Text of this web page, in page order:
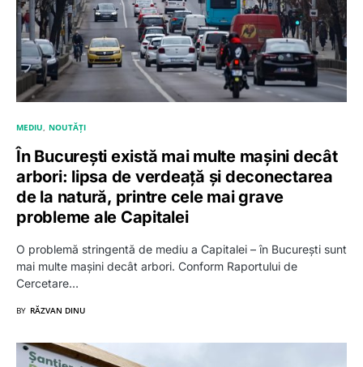
MEDIU NOUTĂȚI
În București există mai multe mașini decât
arbori: lipsa de verdeață și deconectarea
de la natură, printre cele mai grave
probleme ale Capitalei
O problemă stringentă de mediu a Capitalei – în București sunt
mai multe mașini decât arbori. Conform Raportului de
Cercetare…
BY RĂZVAN DINU